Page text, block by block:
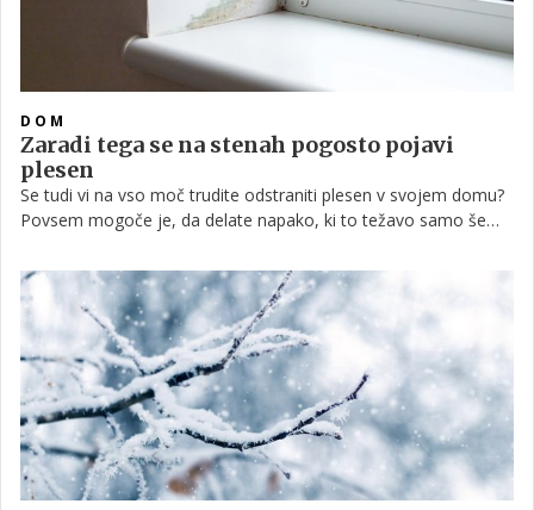
DOM
Zaradi tega se na stenah pogosto pojavi
plesen
Se tudi vi na vso moč trudite odstraniti plesen v svojem domu?
Povsem mogoče je, da delate napako, ki to težavo samo še
celo spodbujajo k rasti.